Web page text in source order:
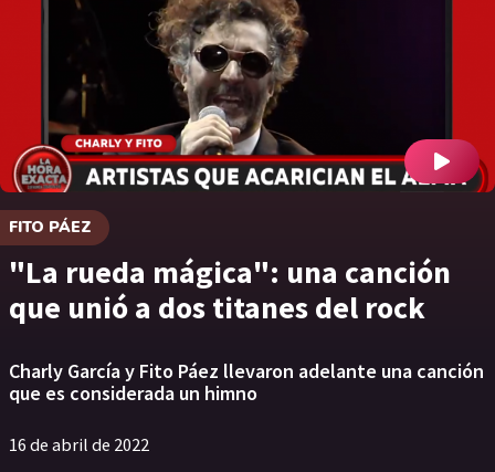
FITO PÁEZ
"La rueda mágica": una canción
que unió a dos titanes del rock
Charly García y Fito Páez llevaron adelante una canción
que es considerada un himno
16 de abril de 2022